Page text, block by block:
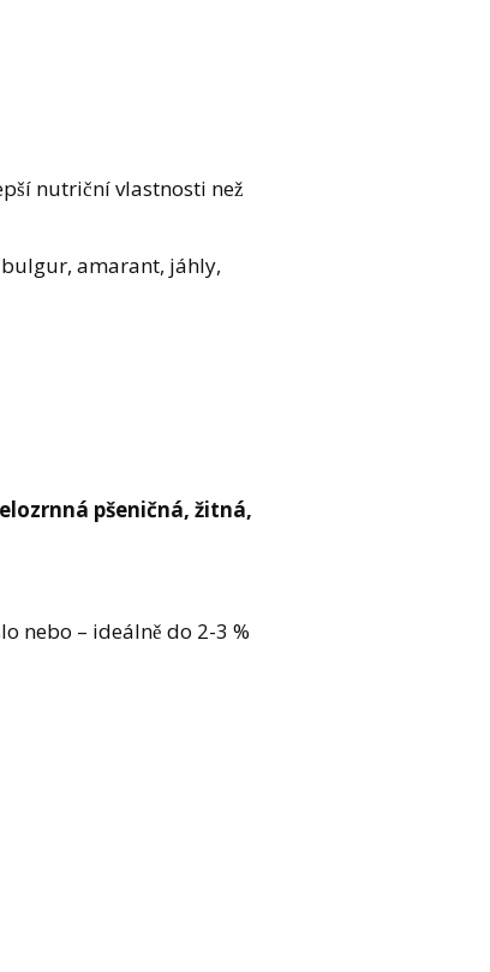
nutriční vlastnosti než
amarant, jáhly,
pšeničná, žitná,
nebo – ideálně do 2-3 %